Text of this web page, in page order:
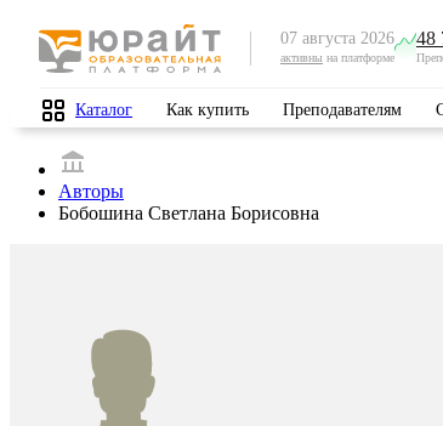
07 августа 2026
активны на платформе
48
Каталог Как купить Преподавателям
Авторы
Бобошина Светлана Борисовна